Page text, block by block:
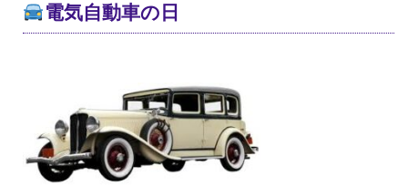
電気自動車の日